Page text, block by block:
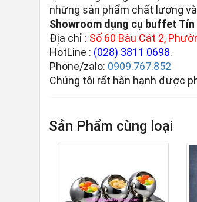
những sản phẩm chất lượng
Showroom dụng cụ buffet Tín
Địa chỉ : Số 60 Bàu Cát 2,
HotLine : (028) 3811 0698.
Phone/zalo: 0909.767.852
Chúng tôi rất hân hạnh được
Sản Phẩm cùng loại